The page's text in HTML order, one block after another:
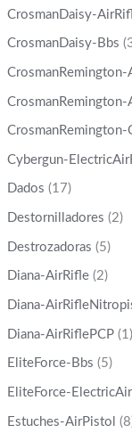
CrosmanDaisy-
CrosmanDaisy-Bbs
CrosmanRemington-
CrosmanRemington-
CrosmanRemington-
Cybergun-
Dados (17)
Destornilladores (2)
Destrozadoras (5)
Diana-AirRifle (2)
Diana-
Diana-AirRiflePCP (1)
EliteForce-Bbs (5)
EliteForce-
Estuches-AirPistol